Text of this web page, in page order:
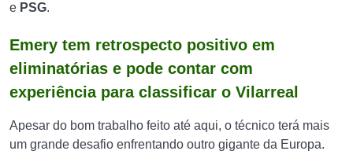
e PSG.
Emery tem retrospecto positivo em
eliminatórias e pode contar com
experiência para classificar o Vilarreal
Apesar do bom trabalho feito até aqui, o técnico terá mais
um grande desafio enfrentando outro gigante da Europa.